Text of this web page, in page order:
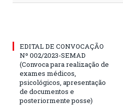
EDITAL DE CONVOCAÇÃO
Nº 002/2023-SEMAD
(Convoca para realização de
exames médicos,
psicológicos, apresentação
de documentos e
posteriormente posse)